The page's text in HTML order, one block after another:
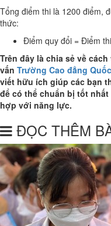
Tổng điểm thi là 1200 điểm,
thức:
Điểm quy đổi = Điểm
Trên đây là chia sẻ về
vấn Trường Cao đẳng
viết hữu ích giúp các bạn
để có thể chuẩn bị tốt
hợp với năng lực.
ĐỌC THÊM